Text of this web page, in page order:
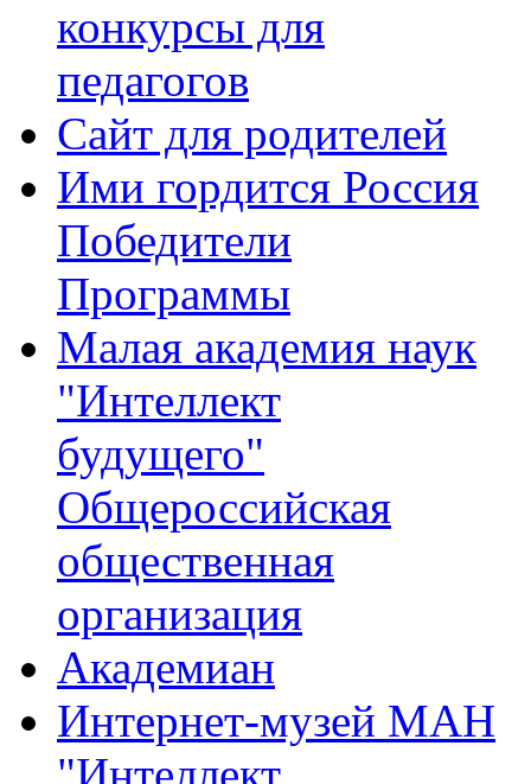
конкурсы для
педагогов
Сайт для родителей
Ими гордится Россия
Победители
Программы
Малая академия наук
"Интеллект
будущего"
Общероссийская
общественная
организация
Академиан
Интернет-музей МАН